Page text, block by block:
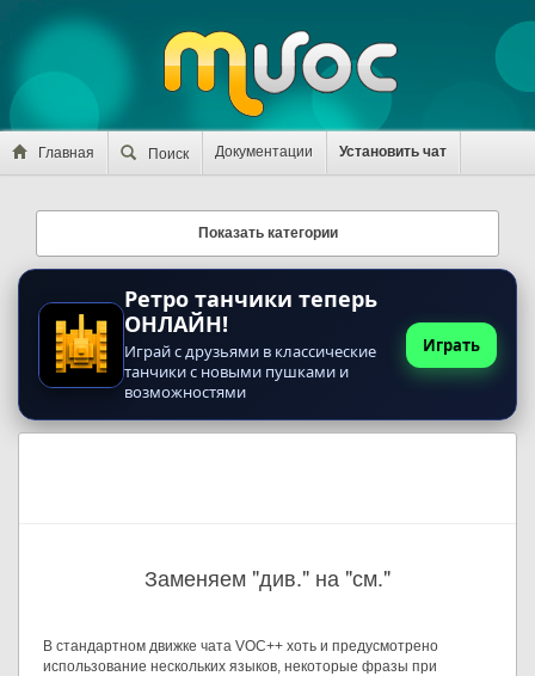
Главная Поиск Документации Установить чат
Показать категории
Ретро танчики теперь
ОНЛАЙН!
Играй с друзьями в классические
танчики с новыми пушками и
возможностями
Играть
Заменяем "див." на "см."
В стандартном движке чата VOC++ хоть и предусмотрено
использование нескольких языков, некоторые фразы при